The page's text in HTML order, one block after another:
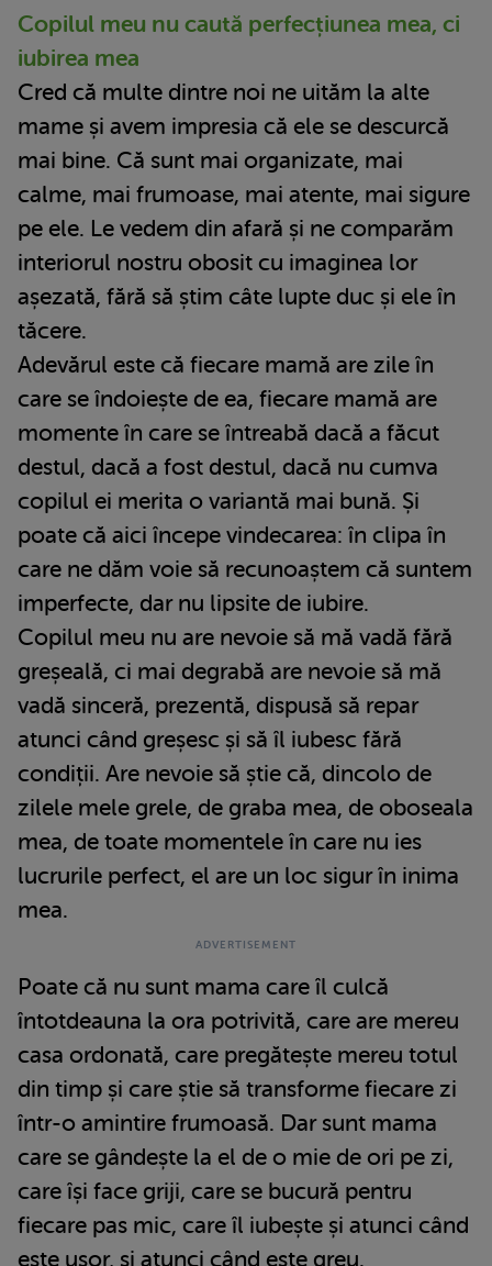
Copilul meu nu caută perfecțiunea mea, ci
iubirea mea
Cred că multe dintre noi ne uităm la alte
mame și avem impresia că ele se descurcă
mai bine. Că sunt mai organizate, mai
calme, mai frumoase, mai atente, mai sigure
pe ele. Le vedem din afară și ne comparăm
interiorul nostru obosit cu imaginea lor
așezată, fără să știm câte lupte duc și ele în
tăcere.
Adevărul este că fiecare mamă are zile în
care se îndoiește de ea, fiecare mamă are
momente în care se întreabă dacă a făcut
destul, dacă a fost destul, dacă nu cumva
copilul ei merita o variantă mai bună. Și
poate că aici începe vindecarea: în clipa în
care ne dăm voie să recunoaștem că suntem
imperfecte, dar nu lipsite de iubire.
Copilul meu nu are nevoie să mă vadă fără
greșeală, ci mai degrabă are nevoie să mă
vadă sinceră, prezentă, dispusă să repar
atunci când greșesc și să îl iubesc fără
condiții. Are nevoie să știe că, dincolo de
zilele mele grele, de graba mea, de oboseala
mea, de toate momentele în care nu ies
lucrurile perfect, el are un loc sigur în inima
mea.
Poate că nu sunt mama care îl culcă
întotdeauna la ora potrivită, care are mereu
casa ordonată, care pregătește mereu totul
din timp și care știe să transforme fiecare zi
într-o amintire frumoasă. Dar sunt mama
care se gândește la el de o mie de ori pe zi,
care își face griji, care se bucură pentru
fiecare pas mic, care îl iubește și atunci când
este ușor, și atunci când este greu.